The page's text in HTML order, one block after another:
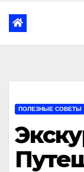
ПОЛЕЗНЫЕ СОВЕТЫ